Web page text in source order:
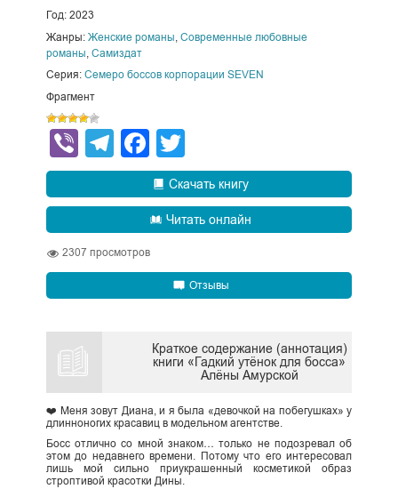
Год: 2023
Жанры: Женские романы Современные любовные
романы Самиздат
Серия: Семеро боссов корпорации SEVEN
Фрагмент
ViberTelegram
Facebook
Скачать книгу
Читать онлайн
2307 просмотров
Отзывы
Краткое содержание (аннотация)
книги «Гадкий утёнок для босса»
Алёны Амурской
❤️ Меня зовут Диана, и я была «девочкой на побегушках» у
длинноногих красавиц в модельном агентстве.
Босс отлично со мной знаком… только не подозревал об
этом до недавнего времени. Потому что его интересовал
лишь мой сильно приукрашенный косметикой образ
строптивой красотки Дины.